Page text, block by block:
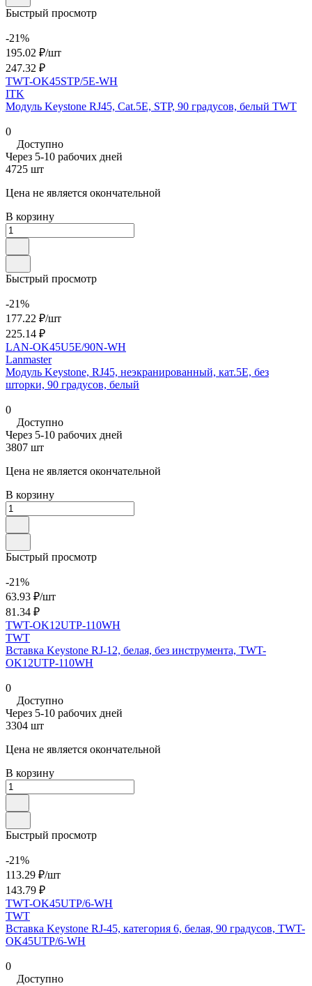
Быстрый просмотр
-21%
195.02 ₽/шт
247.32 ₽
TWT-OK45STP/5E-WH
ITK
Модуль Keystone RJ45, Cat.5E, STP, 90 градусов, белый TWT
0
Доступно
Через 5-10 рабочих дней
4725 шт
Цена не является окончательной
В корзину
Быстрый просмотр
-21%
177.22 ₽/шт
225.14 ₽
LAN-OK45U5E/90N-WH
Lanmaster
Модуль Keystone, RJ45, неэкранированный, кат.5E, без
шторки, 90 градусов, белый
0
Доступно
Через 5-10 рабочих дней
3807 шт
Цена не является окончательной
В корзину
Быстрый просмотр
-21%
63.93 ₽/шт
81.34 ₽
TWT-OK12UTP-110WH
TWT
Вставка Keystone RJ-12, белая, без инструмента, TWT-
OK12UTP-110WH
0
Доступно
Через 5-10 рабочих дней
3304 шт
Цена не является окончательной
В корзину
Быстрый просмотр
-21%
113.29 ₽/шт
143.79 ₽
TWT-OK45UTP/6-WH
TWT
Вставка Keystone RJ-45, категория 6, белая, 90 градусов, TWT-
OK45UTP/6-WH
0
Доступно